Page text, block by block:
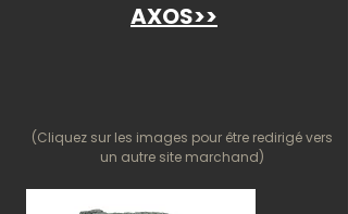
AXOS>>
(Cliquez sur les images pour être redirigé vers
un autre site marchand)